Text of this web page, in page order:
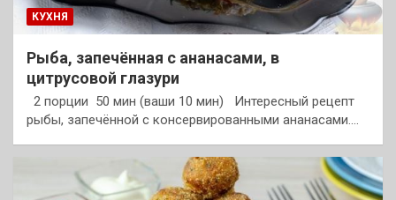
КУХНЯ
Рыба, запечённая с ананасами, в
цитрусовой глазури
2 порции 50 мин (ваши 10 мин) Интересный рецепт
рыбы, запечённой с консервированными ананасами.…